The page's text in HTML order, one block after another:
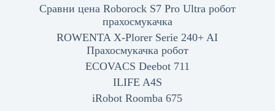
Сравни цена Roborock S7 Pro Ultra робот
прахосмукачка
ROWENTA X-Plorer Serie 240+ AI
Прахосмукачка робот
ECOVACS Deebot 711
ILIFE A4S
iRobot Roomba 675